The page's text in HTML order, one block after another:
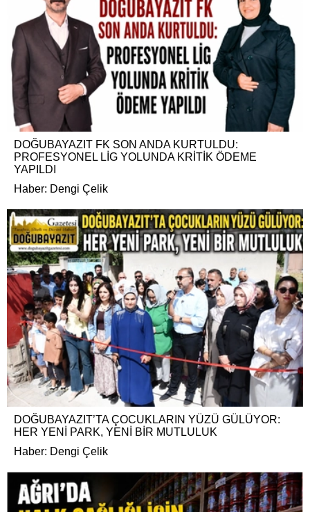
DOĞUBAYAZIT FK SON ANDA KURTULDU:
PROFESYONEL LİG YOLUNDA KRİTİK ÖDEME
YAPILDI
Haber: Dengi Çelik
DOĞUBAYAZIT’TA ÇOCUKLARIN YÜZÜ GÜLÜYOR:
HER YENİ PARK, YENİ BİR MUTLULUK
Haber: Dengi Çelik